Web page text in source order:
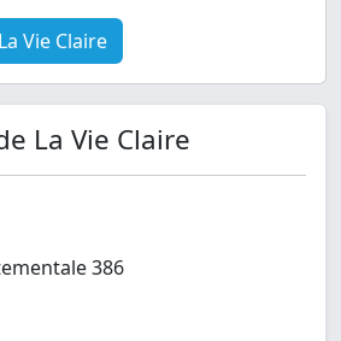
Vie Claire
La Vie Claire
386